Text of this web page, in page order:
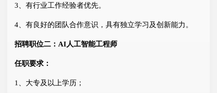
3、有行业工作经验者优先。
4、有良好的团队合作意识，具有独立学习及创新能力。
招聘职位二：AI人工智能工程师
任职要求：
1、大专及以上学历；